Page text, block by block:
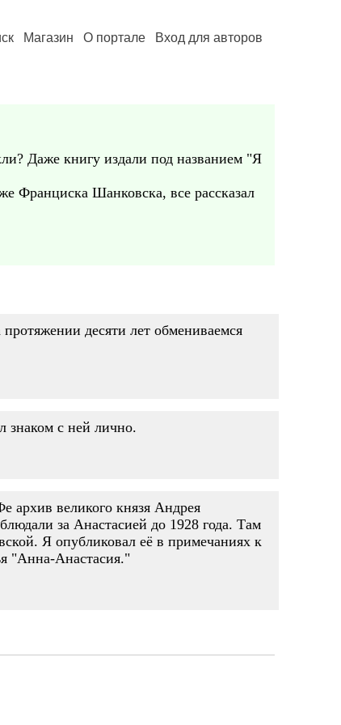
Магазин О портале Вход для авторов
Даже книгу издали под названием "Я
Франциска Шанковска, все рассказал
десяти лет обмениваемся
знаком с ней лично.
архив великого князя Андрея
за Анастасией до 1928 года. Там
Я опубликовал её в примечаниях к
"Анна-Анастасия."